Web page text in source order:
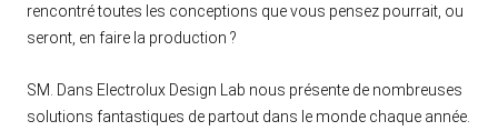
rencontré toutes les conceptions que vous pensez pourrait, ou
seront, en faire la production ?
SM. Dans Electrolux Design Lab nous présente de nombreuses
solutions fantastiques de partout dans le monde chaque année.